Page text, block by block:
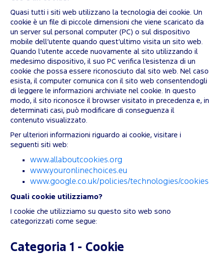
Quasi tutti i siti web utilizzano la tecnologia dei cookie. Un
cookie è un file di piccole dimensioni che viene scaricato da
un server sul personal computer (PC) o sul dispositivo
mobile dell’utente quando quest’ultimo visita un sito web.
Quando l’utente accede nuovamente al sito utilizzando il
medesimo dispositivo, il suo PC verifica l’esistenza di un
cookie che possa essere riconosciuto dal sito web. Nel caso
esista, il computer comunica con il sito web consentendogli
di leggere le informazioni archiviate nel cookie. In questo
modo, il sito riconosce il browser visitato in precedenza e, in
determinati casi, può modificare di conseguenza il
contenuto visualizzato.
Per ulteriori informazioni riguardo ai cookie, visitare i
seguenti siti web:
www.allaboutcookies.org
www.youronlinechoices.eu
www.google.co.uk/policies/technologies/cookies
Quali cookie utilizziamo?
I cookie che utilizziamo su questo sito web sono
categorizzati come segue:
Categoria 1 - Cookie